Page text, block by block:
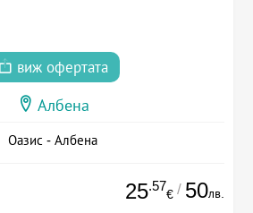
виж офертата
Албена
Оазис - Албена
25.57
€ / 50лв.